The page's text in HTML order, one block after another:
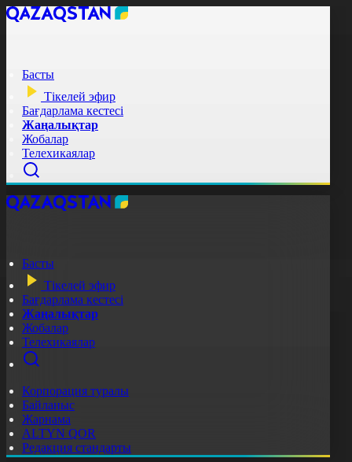
Басты
Тікелей эфир
Бағдарлама кестесі
Жаңалықтар
Жобалар
Телехикаялар
Басты
Тікелей эфир
Бағдарлама кестесі
Жаңалықтар
Жобалар
Телехикаялар
Корпорация туралы
Байланыс
Жарнама
ALTYN QOR
Редакция стандарты